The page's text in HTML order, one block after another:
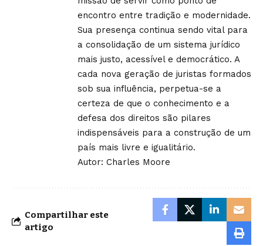
encontro entre tradição e modernidade.
Sua presença continua sendo vital para
a consolidação de um sistema jurídico
mais justo, acessível e democrático. A
cada nova geração de juristas formados
sob sua influência, perpetua-se a
certeza de que o conhecimento e a
defesa dos direitos são pilares
indispensáveis para a construção de um
país mais livre e igualitário.
Autor: Charles Moore
Compartilhar este
artigo